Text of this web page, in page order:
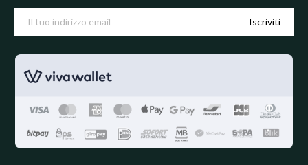
Iscriviti